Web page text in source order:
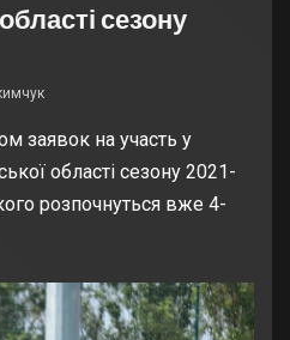
сезону
заявок на участь у
області сезону 2021-
розпочнуться вже 4-